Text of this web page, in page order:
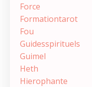
Force
Formationtarot
Fou
Guidesspirituels
Guimel
Heth
Hierophante